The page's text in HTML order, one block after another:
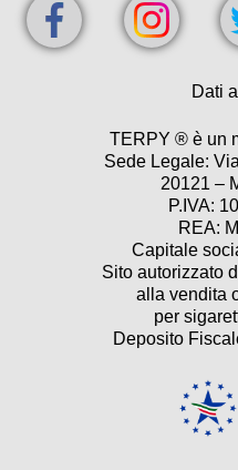
Dati
TERPY ® è un
Sede Legale:
20121 –
P.IVA:
REA:
Capitale
Sito autorizzato
alla vendita
per
Deposito